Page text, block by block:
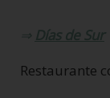
⇒ Días de Sur
Restaurante